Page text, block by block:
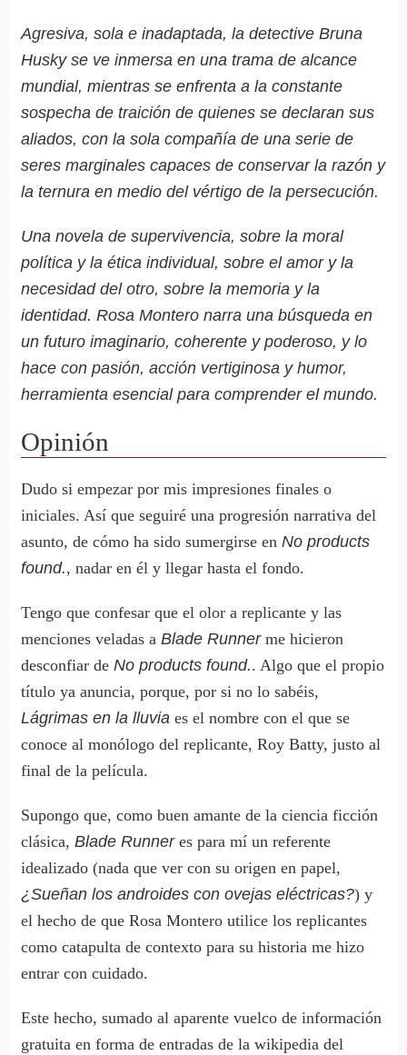
Agresiva, sola e inadaptada, la detective Bruna
Husky se ve inmersa en una trama de alcance
mundial, mientras se enfrenta a la constante
sospecha de traición de quienes se declaran sus
aliados, con la sola compañía de una serie de
seres marginales capaces de conservar la razón y
la ternura en medio del vértigo de la persecución.
Una novela de supervivencia, sobre la moral
política y la ética individual, sobre el amor y la
necesidad del otro, sobre la memoria y la
identidad. Rosa Montero narra una búsqueda en
un futuro imaginario, coherente y poderoso, y lo
hace con pasión, acción vertiginosa y humor,
herramienta esencial para comprender el mundo.
Opinión
Dudo si empezar por mis impresiones finales o
iniciales. Así que seguiré una progresión narrativa del
asunto, de cómo ha sido sumergirse enNo products
found., nadar en él y llegar hasta el fondo.
Tengo que confesar que el olor a replicante y las
menciones veladas aBlade Runnerme hicieron
desconfiar deNo products found.. Algo que el propio
título ya anuncia, porque, por si no lo sabéis,
Lágrimas en la lluvia es el nombre con el que se
conoce al monólogo del replicante, Roy Batty, justo al
final de la película.
Supongo que, como buen amante de la ciencia ficción
clásica,Blade Runneres para mí un referente
idealizado (nada que ver con su origen en papel,
¿Sueñan los androides con ovejas eléctricas?) y
el hecho de que Rosa Montero utilice los replicantes
como catapulta de contexto para su historia me hizo
entrar con cuidado.
Este hecho, sumado al aparente vuelco de información
gratuita en forma de entradas de la wikipedia del